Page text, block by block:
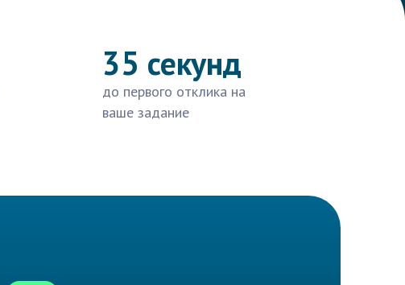
35 секунд
до первого отклика на
ваше задание